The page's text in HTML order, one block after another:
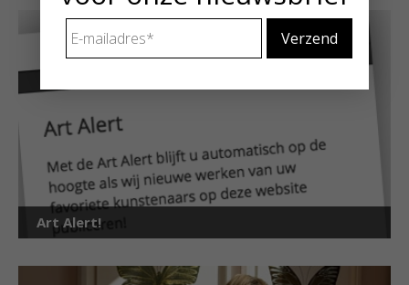
Art Alert!
mailadres *